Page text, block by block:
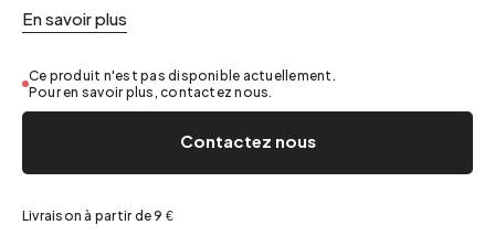
En savoir plus
Ce produit n'est pas disponible actuellement.
Pour en savoir plus, contactez nous.
Contactez nous
Livraison à partir de 9 €